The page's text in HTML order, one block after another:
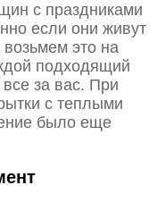
с праздниками
если они живут
это на
подходящий
за вас. При
с теплыми
было еще